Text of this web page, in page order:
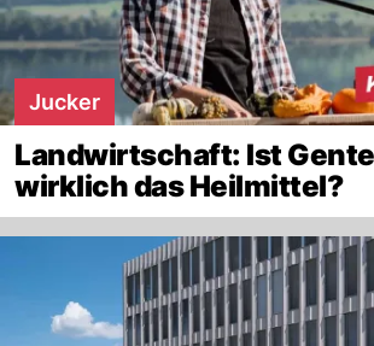
Jucker
Landwirtschaft: Ist
wirklich das Heilmittel?